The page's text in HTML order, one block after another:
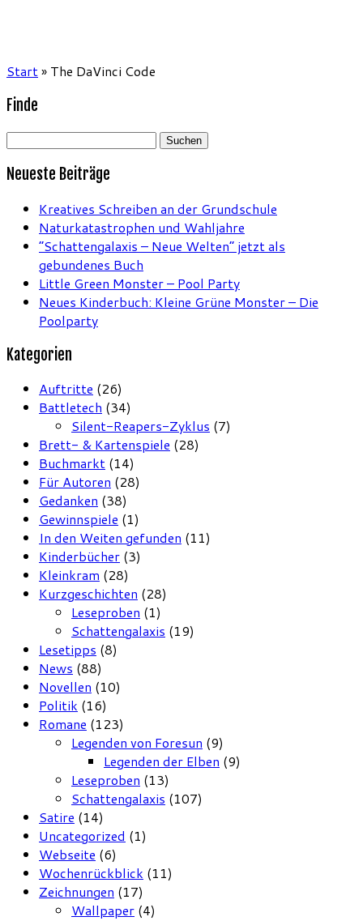
Start» The DaVinci Code
Finde
Suchen
Neueste Beiträge
Kreatives Schreiben an der Grundschule
Naturkatastrophen und Wahljahre
“Schattengalaxis – Neue Welten” jetzt als
gebundenes Buch
Little Green Monster – Pool Party
Neues Kinderbuch: Kleine Grüne Monster – Die
Poolparty
Kategorien
Auftritte (26)
Battletech (34)
Silent-Reapers-Zyklus (7)
Brett- & Kartenspiele (28)
Buchmarkt (14)
Für Autoren (28)
Gedanken (38)
Gewinnspiele (1)
In den Weiten gefunden (11)
Kinderbücher (3)
Kleinkram (28)
Kurzgeschichten (28)
Leseproben (1)
Schattengalaxis (19)
Lesetipps (8)
News (88)
Novellen (10)
Politik (16)
Romane (123)
Legenden von Foresun (9)
Legenden der Elben (9)
Leseproben (13)
Schattengalaxis (107)
Satire (14)
Uncategorized (1)
Webseite (6)
Wochenrückblick (11)
Zeichnungen (17)
Wallpaper (4)